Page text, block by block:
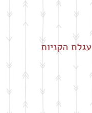
עגלת הקניות